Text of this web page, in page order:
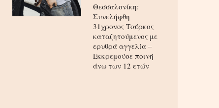
Θεσσαλονίκη:
Συνελήφθη
31χρονος Τούρκος
καταζητούμενος με
ερυθρά αγγελία –
Εκκρεμούσε ποινή
άνω των 12 ετών